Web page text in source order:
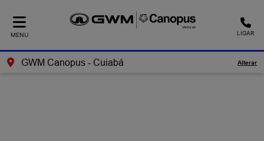
MENU LIGAR
GWM Canopus - Cuiabá Alterar